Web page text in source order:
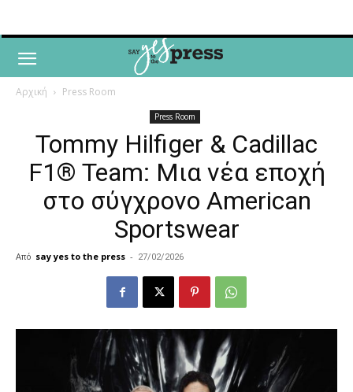
Αρχική Press Room
Press Room
Tommy Hilfiger & Cadillac
F1® Team: Μια νέα εποχή
στο σύγχρονο American
Sportswear
Από say yes to the press - 27/02/2026